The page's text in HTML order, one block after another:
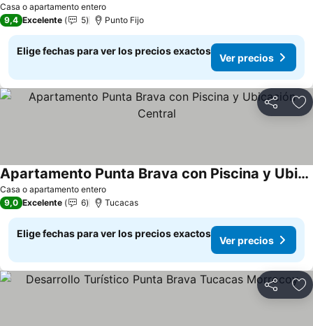
Casa o apartamento entero
9,4 Excelente 5 Punto Fijo
Elige fechas para ver los precios exactos
Ver precios
Compartir
Casa o apartamento entero
Apartamento Punta Brava con Piscina y Ubicación Central
Ver precios
9,0 Excelente 6 Tucacas
Elige fechas para ver los precios exactos
Ver precios
Compartir